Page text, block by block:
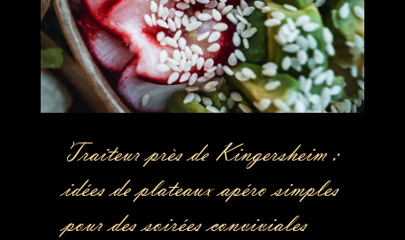
Traiteur près de Kingersheim :
idées de plateaux apéro simples
pour des soirées conviviales